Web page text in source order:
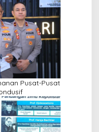
Pusat-Pusat